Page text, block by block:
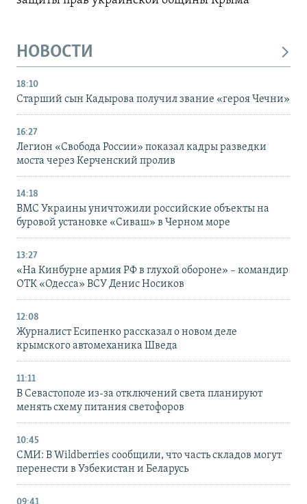
НОВОСТИ
18:10
Старший сын Кадырова получил звание «героя Чечни»
16:27
Легион «Свобода России» показал кадры разведки
моста через Керченский пролив
14:18
ВМС Украины уничтожили российские объекты на
буровой установке «Сиваш» в Черном море
13:27
«На Кинбурне армия РФ в глухой обороне» – командир
ОТК «Одесса» ВСУ Денис Носиков
12:08
Журналист Есипенко рассказал о новом деле
крымского автомеханика Шведа
11:11
В Севастополе из-за отключений света планируют
менять схему питания светофоров
10:45
СМИ: В Wildberries сообщили, что часть складов могут
перенести в Узбекистан и Беларусь